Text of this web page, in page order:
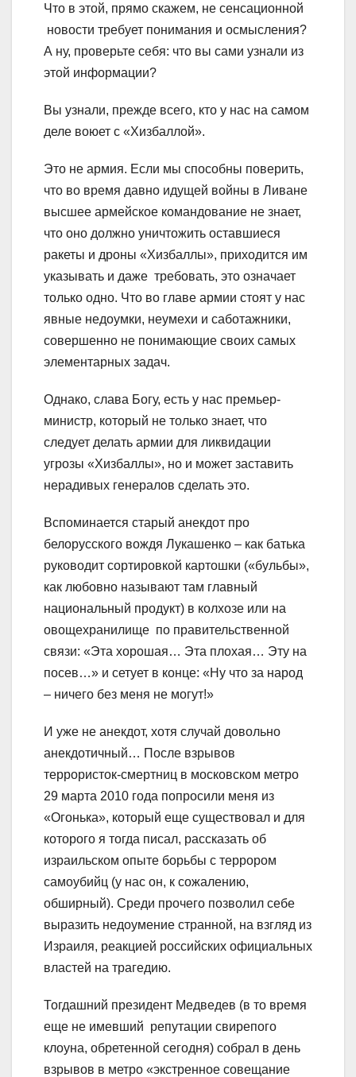
Что в этой, прямо скажем, не сенсационной
новости требует понимания и осмысления?
А ну, проверьте себя: что вы сами узнали из
этой информации?
Вы узнали, прежде всего, кто у нас на самом
деле воюет с «Хизбаллой».
Это не армия. Если мы способны поверить,
что во время давно идущей войны в Ливане
высшее армейское командование не знает,
что оно должно уничтожить оставшиеся
ракеты и дроны «Хизбаллы», приходится им
указывать и даже требовать, это означает
только одно. Что во главе армии стоят у нас
явные недоумки, неумехи и саботажники,
совершенно не понимающие своих самых
элементарных задач.
Однако, слава Богу, есть у нас премьер-
министр, который не только знает, что
следует делать армии для ликвидации
угрозы «Хизбаллы», но и может заставить
нерадивых генералов сделать это.
Вспоминается старый анекдот про
белорусского вождя Лукашенко – как батька
руководит сортировкой картошки («бульбы»,
как любовно называют там главный
национальный продукт) в колхозе или на
овощехранилище по правительственной
связи: «Эта хорошая… Эта плохая… Эту на
посев…» и сетует в конце: «Ну что за народ
– ничего без меня не могут!»
И уже не анекдот, хотя случай довольно
анекдотичный… После взрывов
террористок-смертниц в московском метро
29 марта 2010 года попросили меня из
«Огонька», который еще существовал и для
которого я тогда писал, рассказать об
израильском опыте борьбы с террором
самоубийц (у нас он, к сожалению,
обширный). Среди прочего позволил себе
выразить недоумение странной, на взгляд из
Израиля, реакцией российских официальных
властей на трагедию.
Тогдашний президент Медведев (в то время
еще не имевший репутации свирепого
клоуна, обретенной сегодня) собрал в день
взрывов в метро «экстренное совещание